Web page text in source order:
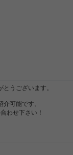
うございます。
可能です。
わせ下さい！